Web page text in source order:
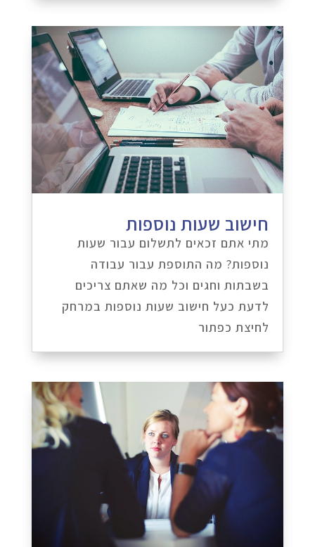
חישוב שעות נוספות
מתי אתם זכאים לתשלום עבור שעות
נוספות? מה התוספת עבור עבודה
בשבתות וחגים וכל מה שאתם צריכים
לדעת כעל חישוב שעות נוספות במרחק
לחיצת כפתור